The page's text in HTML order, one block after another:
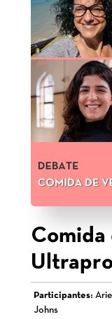
Comida
Participantes:
Johns